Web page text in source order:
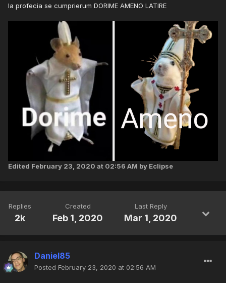
la profecia se cumprierum DORIME AMENO LATIRE
Edited February 23, 2020 at 02:56 AM by Eclipse
Replies
2k
Created
Feb 1, 2020
Last Reply
Mar 1, 2020
Daniel85
Posted February 23, 2020 at 02:56 AM